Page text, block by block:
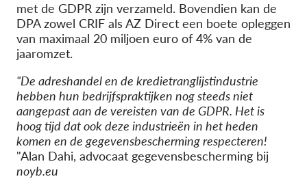
met de GDPR zijn verzameld. Bovendien kan de
DPA zowel CRIF als AZ Direct een boete opleggen
van maximaal 20 miljoen euro of 4% van de
jaaromzet.
"De adreshandel en de kredietranglijstindustrie
hebben hun bedrijfspraktijken nog steeds niet
aangepast aan de vereisten van de GDPR. Het is
hoog tijd dat ook deze industrieën in het heden
komen en de gegevensbescherming respecteren!
"Alan Dahi, advocaat gegevensbescherming bij
noyb.eu